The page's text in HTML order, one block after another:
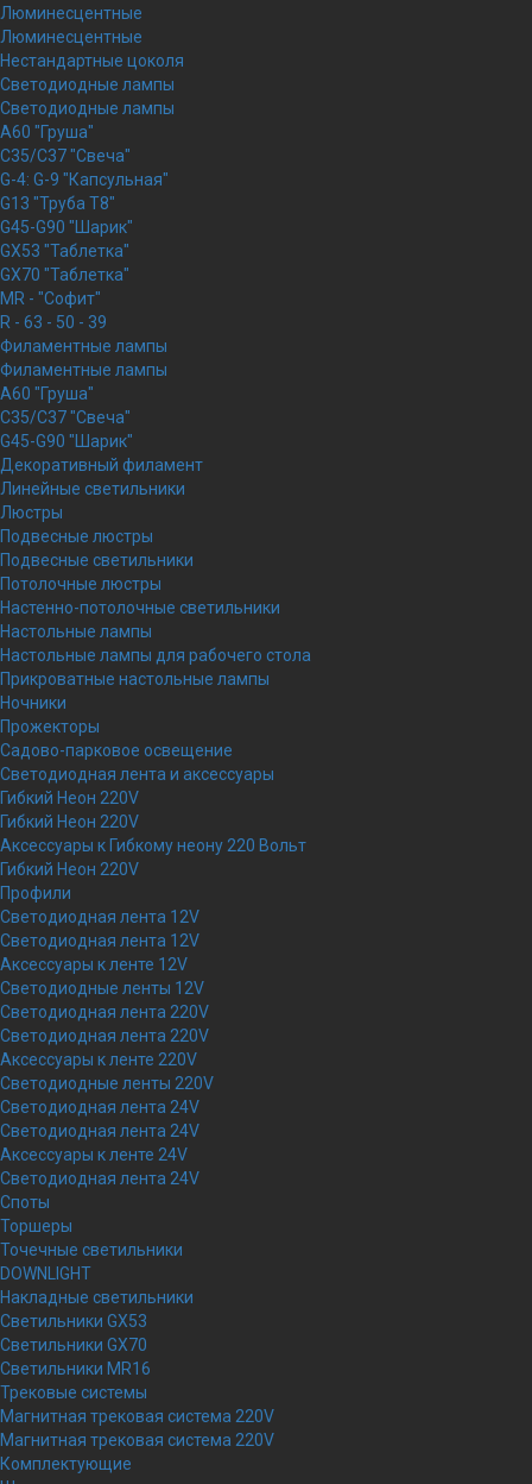
Люминесцентные
Люминесцентные
Нестандартные цоколя
Светодиодные лампы
Светодиодные лампы
A60 "Груша"
C35/C37 "Свеча"
G-4: G-9 "Капсульная"
G13 "Труба Т8"
G45-G90 "Шарик"
GX53 "Таблетка"
GX70 "Таблетка"
MR - "Софит"
R - 63 - 50 - 39
Филаментные лампы
Филаментные лампы
A60 "Груша"
C35/C37 "Свеча"
G45-G90 "Шарик"
Декоративный филамент
Линейные светильники
Люстры
Подвесные люстры
Подвесные светильники
Потолочные люстры
Настенно-потолочные светильники
Настольные лампы
Настольные лампы для рабочего стола
Прикроватные настольные лампы
Ночники
Прожекторы
Садово-парковое освещение
Светодиодная лента и аксессуары
Гибкий Неон 220V
Гибкий Неон 220V
Аксессуары к Гибкому неону 220 Вольт
Гибкий Неон 220V
Профили
Светодиодная лента 12V
Светодиодная лента 12V
Аксессуары к ленте 12V
Светодиодные ленты 12V
Светодиодная лента 220V
Светодиодная лента 220V
Аксессуары к ленте 220V
Светодиодные ленты 220V
Светодиодная лента 24V
Светодиодная лента 24V
Аксессуары к ленте 24V
Светодиодная лента 24V
Споты
Торшеры
Точечные светильники
DOWNLIGHT
Накладные светильники
Светильники GX53
Светильники GX70
Светильники MR16
Трековые системы
Магнитная трековая система 220V
Магнитная трековая система 220V
Комплектующие